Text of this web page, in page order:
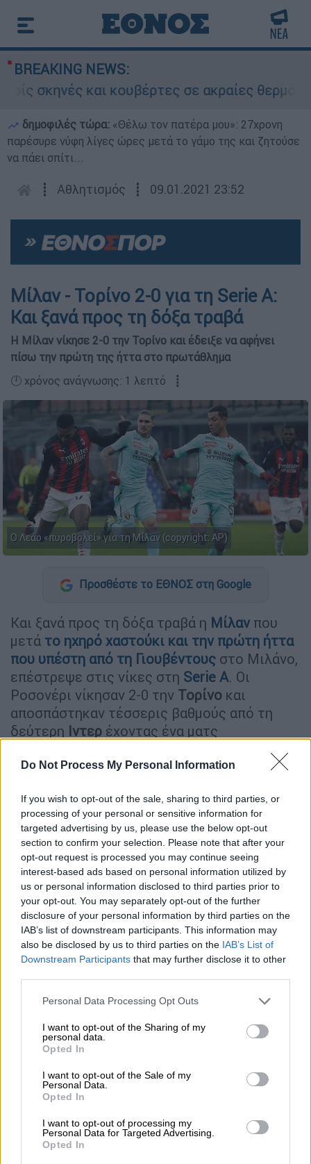
Do Not Process My Personal Information
If you wish to opt-out of the sale, sharing to third parties, or
processing of your personal or sensitive information for
targeted advertising by us, please use the below opt-out
section to confirm your selection. Please note that after your
opt-out request is processed you may continue seeing
interest-based ads based on personal information utilized by
us or personal information disclosed to third parties prior to
your opt-out. You may separately opt-out of the further
disclosure of your personal information by third parties on the
IAB’s list of downstream participants. This information may
also be disclosed by us to third parties on the IAB’s List of
Downstream Participants that may further disclose it to other
Please note that this website/app uses one or more Google
not limited to your visit or usage behaviour. You may click to
grant or deny consent to Google and its third-party tags to
use your data for below specified purposes in below Google
consent section.
Personal Data Processing Opt Outs
I want to opt-out of the Sharing of my
personal data.
Opted In
I want to opt-out of the Sale of my
Personal Data.
Opted In
I want to opt-out of processing my
Personal Data for Targeted Advertising.
Opted In
BREAKING NEWS:
σκηνές και κουβέρτες σε ακραίες
δημοφιλές τώρα: «Θέλω τον πατέρα μου»: 27χρονη
παρέσυρε νύφη λίγες ώρες μετά το γάμο της και ζητούσε
να πάει σπίτι...
┋ Αθλητισμός ┋ 09.01.2021 23:52
Μίλαν - Τορίνο 2-0 για τη Serie A:
Και ξανά προς τη δόξα τραβά
Η Μίλαν νίκησε 2-0 την Τορίνο και έδειξε να αφήνει
πίσω την πρώτη της ήττα στο πρωτάθλημα
🕛 χρόνος ανάγνωσης: 1 λεπτό ┋
Ο Λεάο «πυροβολεί» για τη Μίλαν (copyright: AP)
Προσθέστε το ΕΘΝΟΣ στη Google
Και ξανά προς τη δόξα τραβά η Μίλαν που
μετά το ηχηρό χαστούκι και την πρώτη ήττα
που υπέστη από τη Γιουβέντους στο Μιλάνο,
επέστρεψε στις νίκες στη Serie A. Οι
Ροσονέρι νίκησαν 2-0 την Τορίνο και
αποσπάστηκαν τέσσερις βαθμούς από τη
δεύτερη Ιντερ έχοντας ένα ματς
περισσότερο και δέκα από τη Γιούβε που
όμως έχει δύο αγώνες λιγότερους. Η
25' έπειτα από τρομερό συνδυασμό με τους
ΤεόκαιΝτίας και διαμόρφωσε το 2-0 στο 36'
με εκτέλεση πέναλτι τουΚεσί. Στην
αγωνιστική δράση επέστρεψε οΖλάταν
Ιμπραΐμοβιτςγια τους Μιλανέζους, που
όμως έχασαν λόγω τραυματισμού τους
ΤονάλικαιΝτίαθ.
Στο μεταξύ, ηΑταλάντασυνεχίζει την
ανοδική πορεία της. Η ομάδα του
Μπέργκαμο ήταν επιβλητική και επικράτησε
4-1 στην έδρα της Μπενεβέντο, στο
αγωνιστικής. Πανηγύρισε την τρίτη
διαδοχική νίκη της και -προσωρινά
τουλάχιστον- ανέβηκε στην τέταρτη θέση
της κατάταξης. Η Αταλάντα ήταν σαφώς
ανώτερη και έφτασε στη νίκη με τέρματα
των Ίλισιτς (30'), Τολόι (69'), Σαπάτα (71') και
Μουριέλ (86'), ενώ οι γηπεδούχοι είχαν